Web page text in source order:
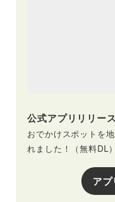
公式アプリリリース
おでかけスポットを
れました！（無料DL）
ア